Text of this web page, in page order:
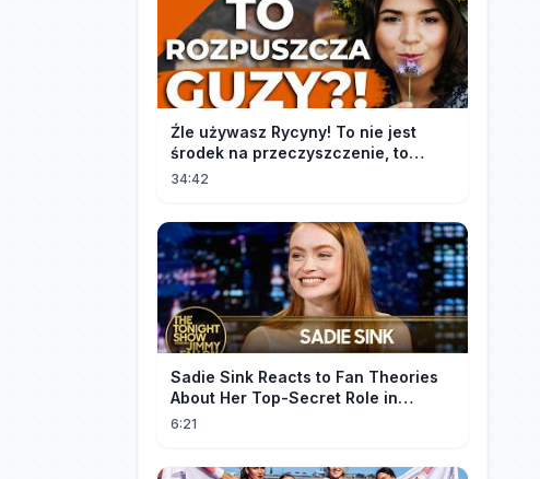
Źle używasz Rycyny! To nie jest
środek na przeczyszczenie, to
potężny "rozpuszczalnik".
34:42
Sadie Sink Reacts to Fan Theories
About Her Top-Secret Role in
Spider-Man: Brand New Day
6:21